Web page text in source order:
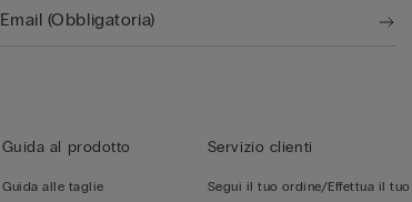
Guida al prodotto
Guida alle taglie
Servizio clienti
Segui il tuo ordine/Effettua il tuo